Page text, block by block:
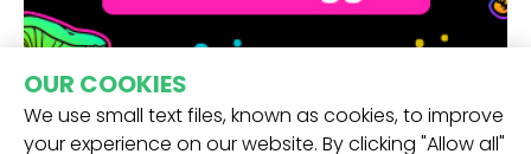
OUR COOKIES
We use small text files, known as cookies, to improve
your experience on our website. By clicking "Allow all"